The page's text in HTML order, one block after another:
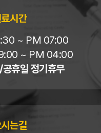
시간
~ PM 07:00
~ PM 04:00
휴일 정기휴무
는길